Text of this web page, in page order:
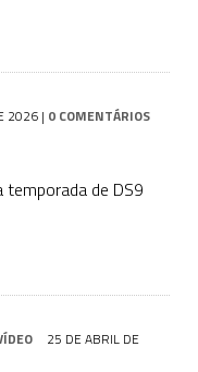
2026 | 0 COMENTÁRIOS
de DS9
25 DE ABRIL DE